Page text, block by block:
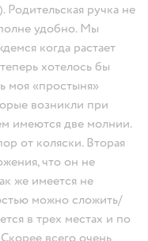
Родительская ручка не
удобно. Мы
когда растает
хотелось бы
моя «простыня»
возникли при
имеются две молнии.
от коляски. Вторая
что он не
же имеется не
можно сложить/
в трех местах и по
всего очень